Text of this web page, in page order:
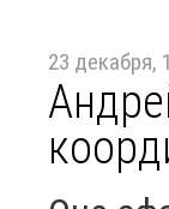
23 декабря,